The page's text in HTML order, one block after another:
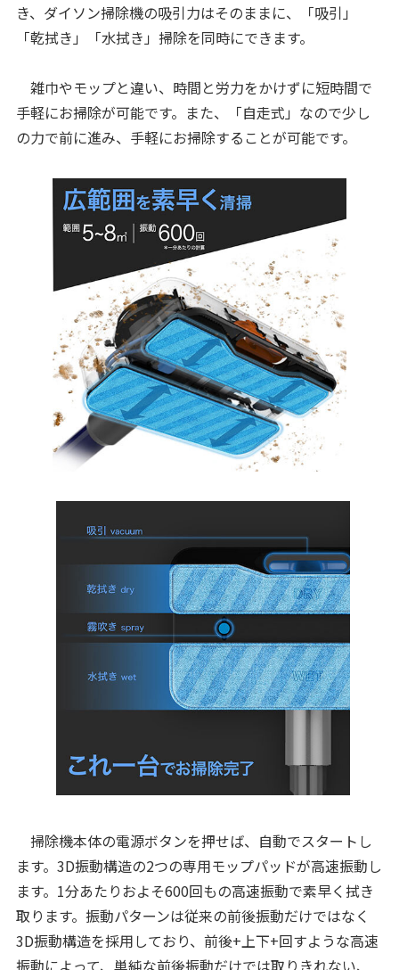
き、ダイソン掃除機の吸引力はそのままに、「吸引」
「乾拭き」「水拭き」掃除を同時にできます。
雑巾やモップと違い、時間と労力をかけずに短時間で
手軽にお掃除が可能です。また、「自走式」なので少し
の力で前に進み、手軽にお掃除することが可能です。
掃除機本体の電源ボタンを押せば、自動でスタートし
ます。3D振動構造の2つの専用モップパッドが高速振動し
ます。1分あたりおよそ600回もの高速振動で素早く拭き
取ります。振動パターンは従来の前後振動だけではなく
3D振動構造を採用しており、前後+上下+回すような高速
振動によって、単純な前後振動だけでは取りきれない、